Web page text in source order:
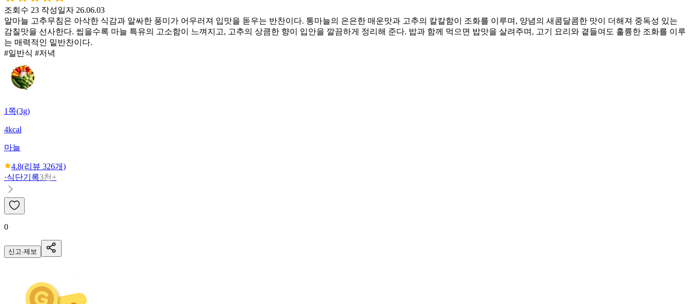
조회수 23 작성일자 26.06.03
알마늘 고추무침은 아삭한 식감과 알싸한 풍미가 어우러져 입맛을 돋우는 반찬이다. 통마늘의 은은한 매운맛과 고추의 칼칼함이 조화를 이루며, 양념의 새콤달콤한 맛이 더해져 중독성 있는
감칠맛을 선사한다. 씹을수록 마늘 특유의 고소함이 느껴지고, 고추의 상큼한 향이 입안을 깔끔하게 정리해 준다. 밥과 함께 먹으면 밥맛을 살려주며, 고기 요리와 곁들여도 훌륭한 조화를 이루
는 매력적인 밑반찬이다.
#일반식 #저녁
1쪽(3g)
4kcal
마늘
4.8(리뷰 326개)
·식단기록3천+
0
신고·제보